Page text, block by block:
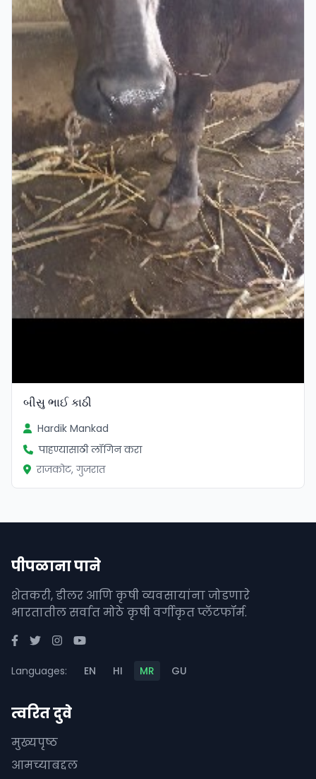
બીસુ ભાઈ કાઠી
Hardik Mankad
पाहण्यासाठी लॉगिन करा
राजकोट, गुजरात
पीपळाना पाने
शेतकरी, डीलर आणि कृषी व्यवसायांना जोडणारे
भारतातील सर्वात मोठे कृषी वर्गीकृत प्लॅटफॉर्म.
Languages: EN HI MR GU
त्वरित दुवे
मुख्यपृष्ठ
आमच्याबद्दल